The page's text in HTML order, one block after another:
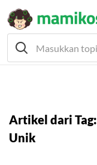
Artikel dari Tag:
Unik